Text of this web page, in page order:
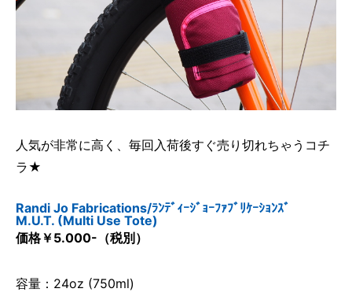
人気が非常に高く、毎回入荷後すぐ売り切れちゃうコチ
ラ★
Randi Jo Fabrications/ﾗﾝﾃﾞｨｰｼﾞｮｰﾌｧﾌﾞﾘｹｰｼｮﾝｽﾞ
M.U.T. (Multi Use Tote)
価格￥5.000-（税別）
容量：24oz (750ml)